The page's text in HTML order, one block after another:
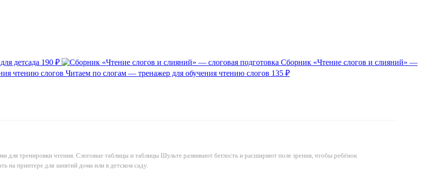
детсада 190 ₽
Сборник «Чтение слогов и слияний» —
Читаем по слогам — тренажер для обучения чтению слогов 135 ₽
для тренировки чтения. Слоговые таблицы и таблицы Шульте развивают беглость и расширяют поле зрения, чтобы ребёнок
на принтере для занятий дома или в детском саду.